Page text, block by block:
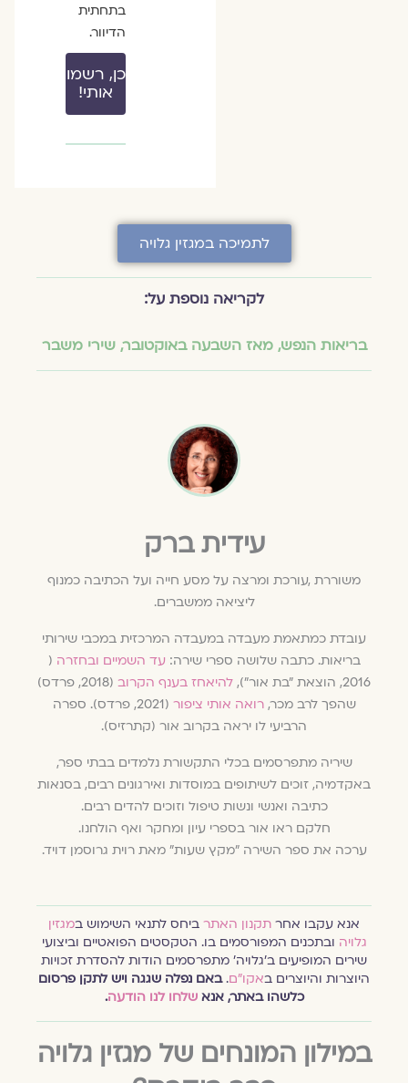
בתחתית
הדיוור.
כן, רשמו
אותי!
לתמיכה במגזין גלויה
לקריאה נוספת על:
בריאות הנפש,מאז השבעה באוקטובר,שירי משבר
עידית ברק
משוררת ,עורכת ומרצה על מסע חייה ועל הכתיבה כמנוף
ליציאה ממשברים.
עובדת כמתאמת מעבדה במעבדה המרכזית במכבי שירותי
בריאות. כתבה שלושה ספרי שירה:עד השמיים ובחזרה(
2016, הוצאת "בת אור"),
להיאחז בענף הקרוב
(2018, פרדס)
שהפך לרב מכר,רואה אותי ציפור
(2021, פרדס). ספרה
הרביעי לו יראה בקרוב אור (קתרזיס).
שיריה מתפרסמים בכלי התקשורת נלמדים בבתי ספר,
באקדמיה, זוכים לשיתופים במוסדות ואירגונים רבים, בסנאות
כתיבה ואנשי ונשות טיפול וזוכים להדים רבים.
חלקם ראו אור בספרי עיון ומחקר ואף הולחנו.
ערכה את ספר השירה "מקץ שעות" מאת רוית גרוסמן דויד.
אנא עקבו אחרתקנון האתרביחס לתנאי השימוש ב מגזין
גלויהובתכנים המפורסמים בו. הטקסטים הפואטיים וביצועי
שירים המופיעים ב׳גלויה׳ מתפרסמים הודות להסדרת זכויות
היוצרות והיוצרים ב אקו״ם.באם נפלה שגגה ויש לתקן פרסום
כלשהו באתר, אנאשלחו לנו הודעה.
במילון המונחים של מגזין גלויה